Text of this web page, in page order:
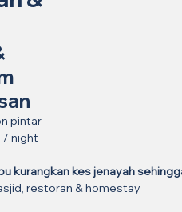
pintar
/ night
kurangkan kes jenayah
restoran & homestay